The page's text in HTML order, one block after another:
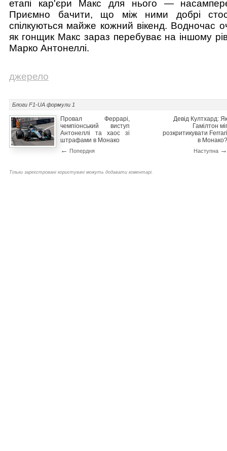
етапі кар'єри Макс для нього —
Приємно бачити, що між ними добрі
спілкуються майже кожний вікенд. Водночас
як гонщик Макс зараз перебуває на іншому
Марко Антонеллі.
джерело
Блоги F1-UA формули 1
Провал Феррарі,
чемпіонський виступ
Антонеллі та хаос зі
штрафами в Монако
← Попердня
Девід Култхард: Як
Гамілтон міг
розкритикувати Ferrari
в Монако?
Наступна →
Тільки зареєстровані користувачі можуть додавати коментарі.